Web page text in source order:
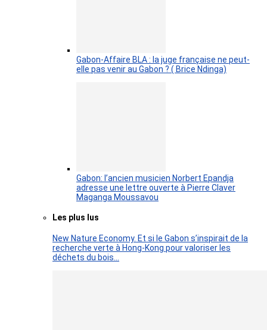
Gabon-Affaire BLA : la juge française ne peut-
elle pas venir au Gabon ? ( Brice Ndinga)
Gabon: l’ancien musicien Norbert Epandja
adresse une lettre ouverte à Pierre Claver
Maganga Moussavou
Les plus lus
New Nature Economy. Et si le Gabon s’inspirait de la
recherche verte à Hong-Kong pour valoriser les
déchets du bois…